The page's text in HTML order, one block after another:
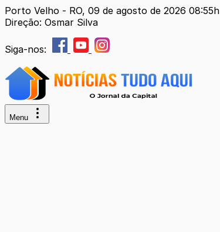
Porto Velho - RO, 09 de agosto de 2026 08:55h
Direção: Osmar Silva
Siga-nos:
Menu